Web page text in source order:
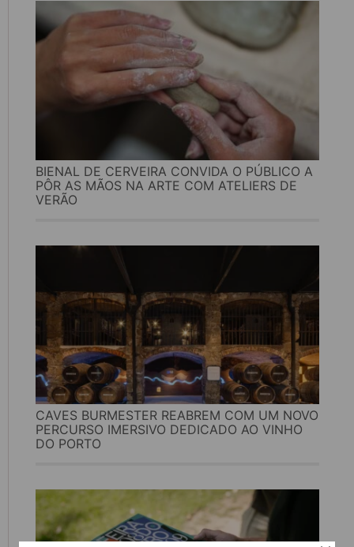
BIENAL DE CERVEIRA CONVIDA O PÚBLICO A
PÔR AS MÃOS NA ARTE COM ATELIERS DE
VERÃO
CAVES BURMESTER REABREM COM UM NOVO
PERCURSO IMERSIVO DEDICADO AO VINHO
DO PORTO